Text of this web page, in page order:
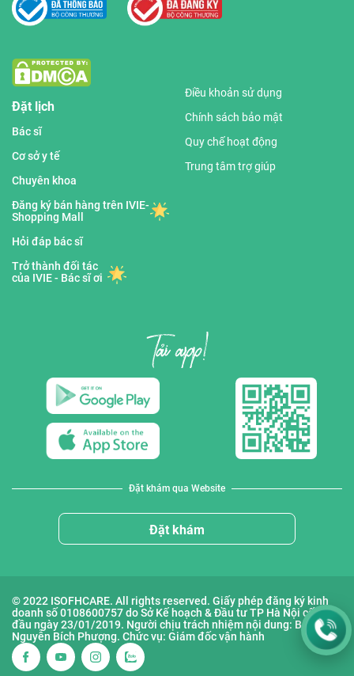
Đặt lịch
Bác sĩ
Cơ sở y tế
Chuyên khoa
Đăng ký bán hàng trên IVIE-
Shopping Mall
Hỏi đáp bác sĩ
Trở thành đối tác
của IVIE - Bác sĩ ơi
Điều khoản sử dụng
Chính sách bảo mật
Quy chế hoạt động
Trung tâm trợ giúp
Đặt khám qua Website
Đặt khám
© 2022 ISOFHCARE. All rights reserved. Giấy phép đăng ký kinh
doanh số 0108600757 do Sở Kế hoạch & Đầu tư TP Hà Nội cấp lần
đầu ngày 23/01/2019. Người chịu trách nhiệm nội dung: Bà
Nguyễn Bích Phượng. Chức vụ: Giám đốc vận hành